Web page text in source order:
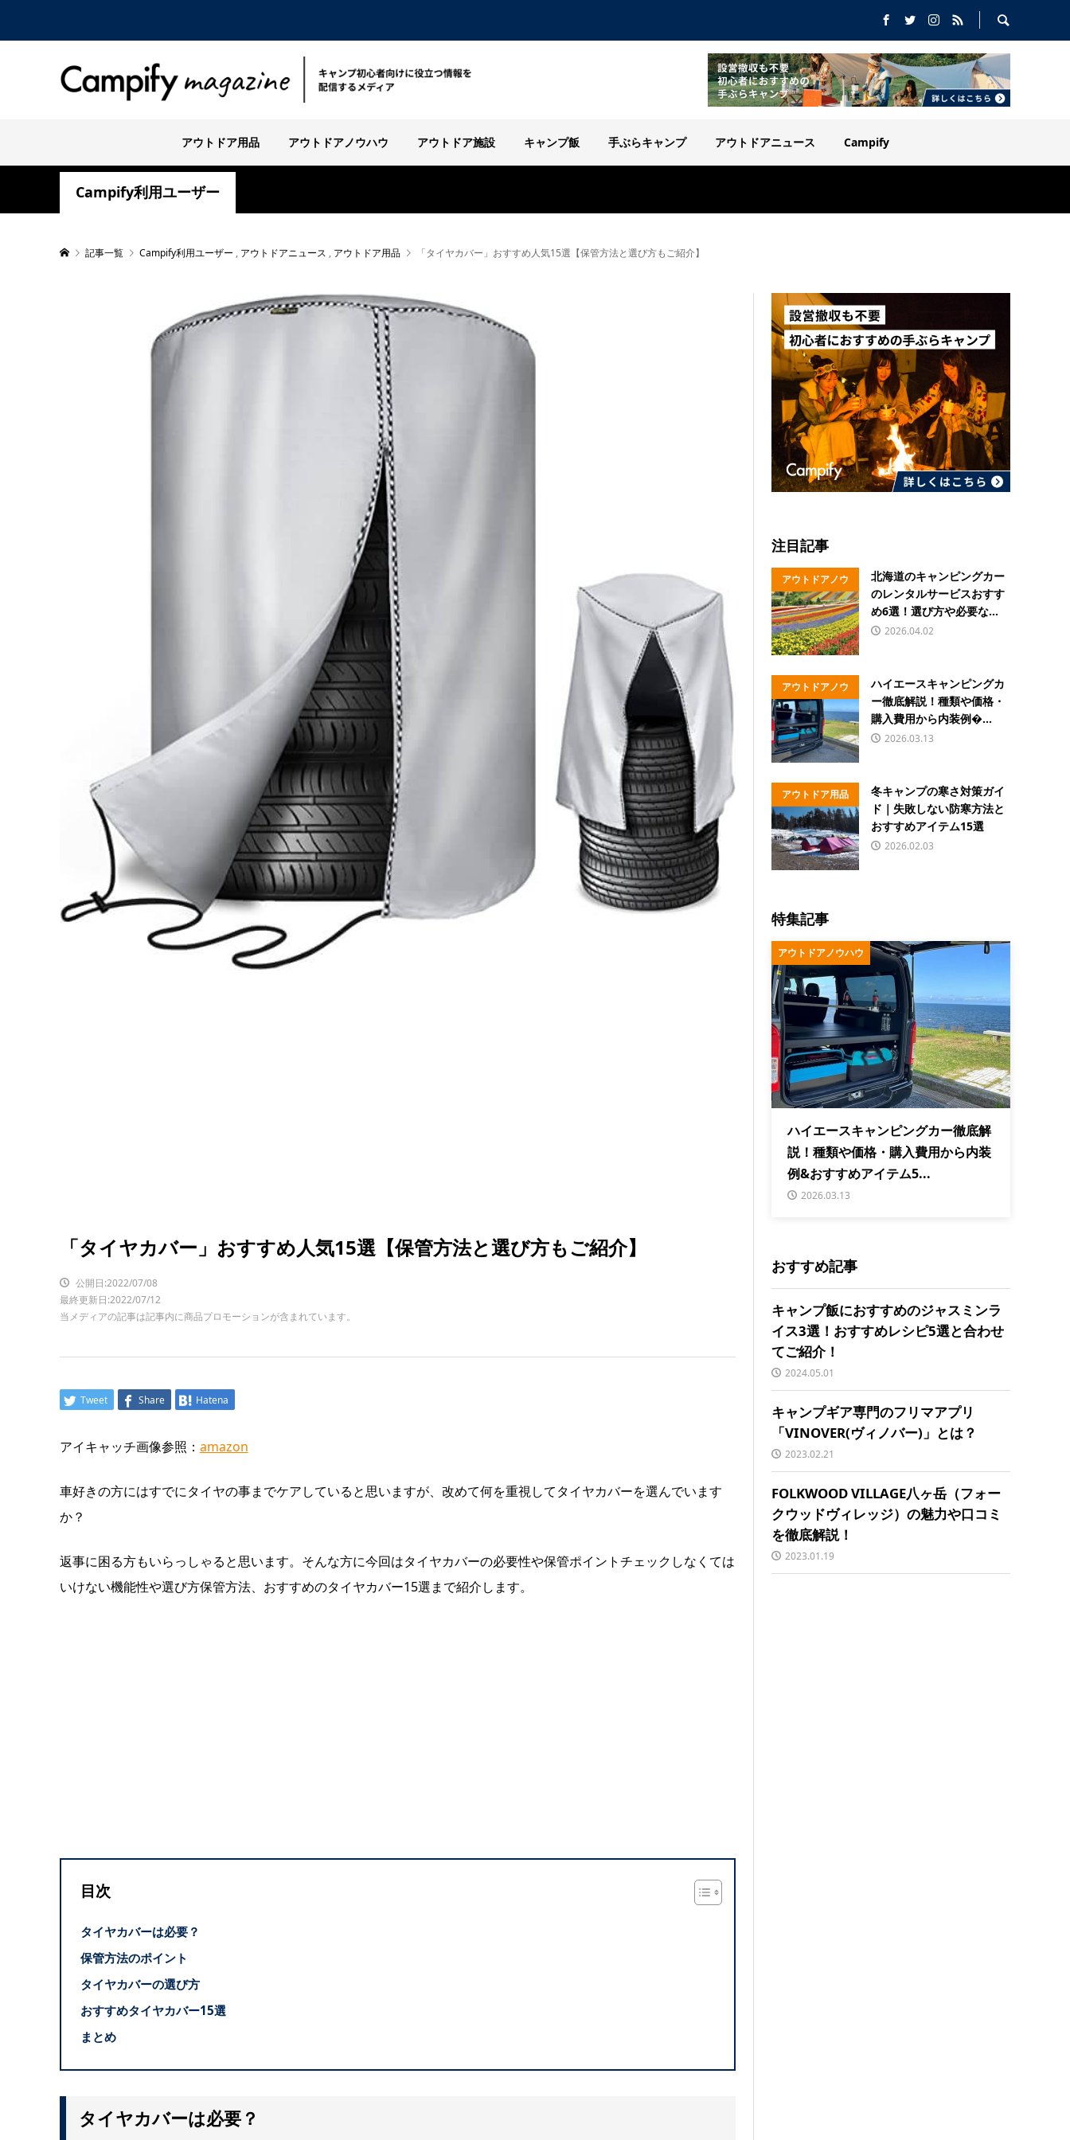
アウトドア用品 アウトドアノウハウ アウトドア施設 キャンプ飯 手ぶらキャンプ アウトドアニュース Campify
Campify利用ユーザー
記事一覧 Campify利用ユーザー , アウトドアニュース , アウトドア用品 「タイヤカバー」おすすめ人気15選【保管方法と選び方もご紹介】
「タイヤカバー」おすすめ人気15選【保管方法と選び方もご紹介】
公開日:2022/07/08
最終更新日:2022/07/12
当メディアの記事は記事内に商品プロモーションが含まれています。
Tweet Share Hatena
アイキャッチ画像参照： amazon
車好きの方にはすでにタイヤの事までケアしていると思いますが、改めて何を重視してタイヤカバーを選んでいます
か？
返事に困る方もいらっしゃると思います。そんな方に今回はタイヤカバーの必要性や保管ポイントチェックしなくては
いけない機能性や選び方保管方法、おすすめのタイヤカバー15選まで紹介します。
目次
タイヤカバーは必要？
保管方法のポイント
タイヤカバーの選び方
おすすめタイヤカバー15選
まとめ
タイヤカバーは必要？
注目記事
アウトドアノウ
ハウ
北海道のキャンピングカー
のレンタルサービスおすす
め6選！選び方や必要な...
2026.04.02
アウトドアノウ
ハウ
ハイエースキャンピングカ
ー徹底解説！種類や価格・
購入費用から内装例�...
2026.03.13
アウトドア用品
冬キャンプの寒さ対策ガイ
ド｜失敗しない防寒方法と
おすすめアイテム15選
2026.02.03
特集記事
アウトドアノウハウ
ハイエースキャンピングカー徹底解
説！種類や価格・購入費用から内装
例&おすすめアイテム5...
2026.03.13
おすすめ記事
キャンプ飯におすすめのジャスミンラ
イス3選！おすすめレシピ5選と合わせ
てご紹介！
2024.05.01
キャンプギア専門のフリマアプリ
「VINOVER(ヴィノバー)」とは？
2023.02.21
FOLKWOOD VILLAGE八ヶ岳（フォー
クウッドヴィレッジ）の魅力や口コミ
を徹底解説！
2023.01.19